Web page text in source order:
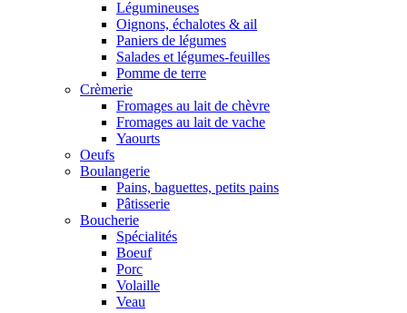
Légumineuses
Oignons, échalotes & ail
Paniers de légumes
Salades et légumes-feuilles
Pomme de terre
Crèmerie
Fromages au lait de chèvre
Fromages au lait de vache
Yaourts
Oeufs
Boulangerie
Pains, baguettes, petits pains
Pâtisserie
Boucherie
Spécialités
Boeuf
Porc
Volaille
Veau